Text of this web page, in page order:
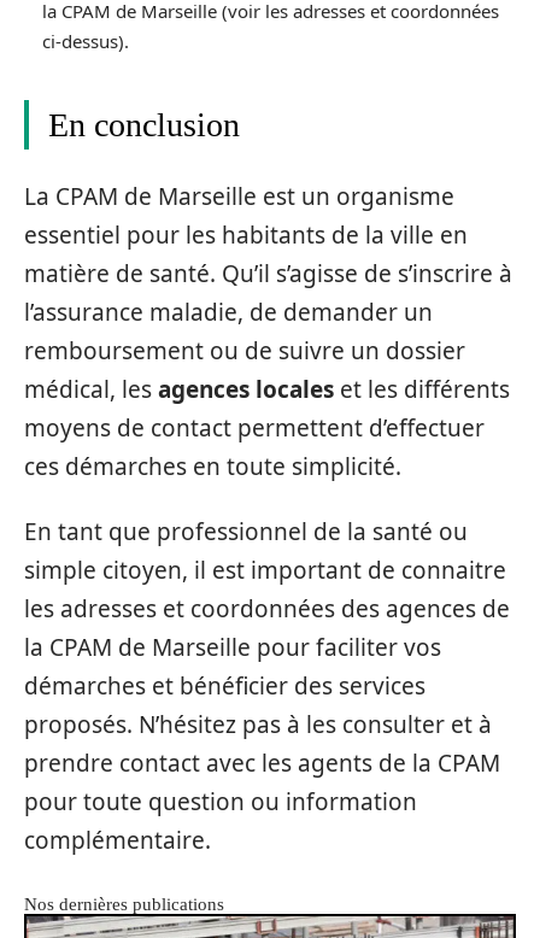
la CPAM de Marseille (voir les adresses et coordonnées
ci-dessus).
En conclusion
La CPAM de Marseille est un organisme
essentiel pour les habitants de la ville en
matière de santé. Qu’il s’agisse de s’inscrire à
l’assurance maladie, de demander un
remboursement ou de suivre un dossier
médical, lesagences locales et les différents
moyens de contact permettent d’effectuer
ces démarches en toute simplicité.
En tant que professionnel de la santé ou
simple citoyen, il est important de connaitre
les adresses et coordonnées des agences de
la CPAM de Marseille pour faciliter vos
démarches et bénéficier des services
proposés. N’hésitez pas à les consulter et à
prendre contact avec les agents de la CPAM
pour toute question ou information
complémentaire.
Nos dernières publications